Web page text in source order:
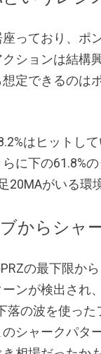
っており、ポ
ションは結構
定できるのは
はヒットし
に下の61.8%
がいる環
からシャ
の最下限か
ンが検出され
落の波を使っ
シャークパタ